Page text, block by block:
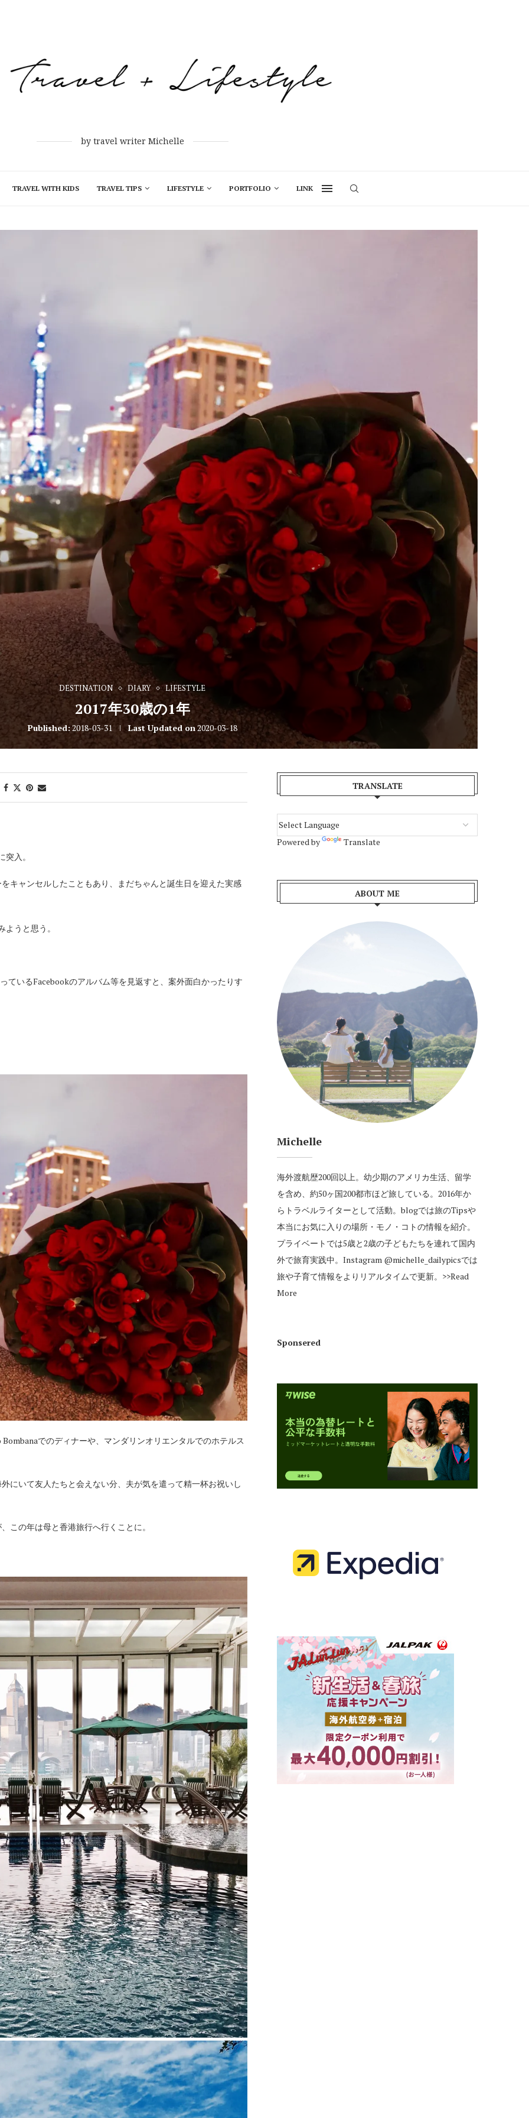
by travel writer Michelle
TRAVEL WITH KIDS TRAVEL TIPS LIFESTYLE PORTFOLIO LINK
DESTINATION DIARY LIFESTYLE
2017年30歳の1年
Published:2018-03-31 Last Updated on2020-03-18
入。
キャンセルしたこともあり、まだちゃんと誕生日を迎えた実感
うと思う。
ているFacebookのアルバム等を見返すと、案外面白かったりす
でのディナーや、マンダリンオリエンタルでのホテルス
にいて友人たちと会えない分、夫が気を遣って精一杯お祝いし
この年は母と香港旅行へ行くことに。
TRANSLATE
Powered by Translate
ABOUT ME
Michelle
海外渡航歴200回以上。幼少期のアメリカ生活、留学
を含め、約50ヶ国200都市ほど旅している。2016年か
らトラベルライターとして活動。blogでは旅のTipsや
本当にお気に入りの場所・モノ・コトの情報を紹介。
プライベートでは5歳と2歳の子どもたちを連れて国内
外で旅育実践中。Instagram @michelle_dailypicsでは
旅や子育て情報をよりリアルタイムで更新。 >>Read
More
Sponsered